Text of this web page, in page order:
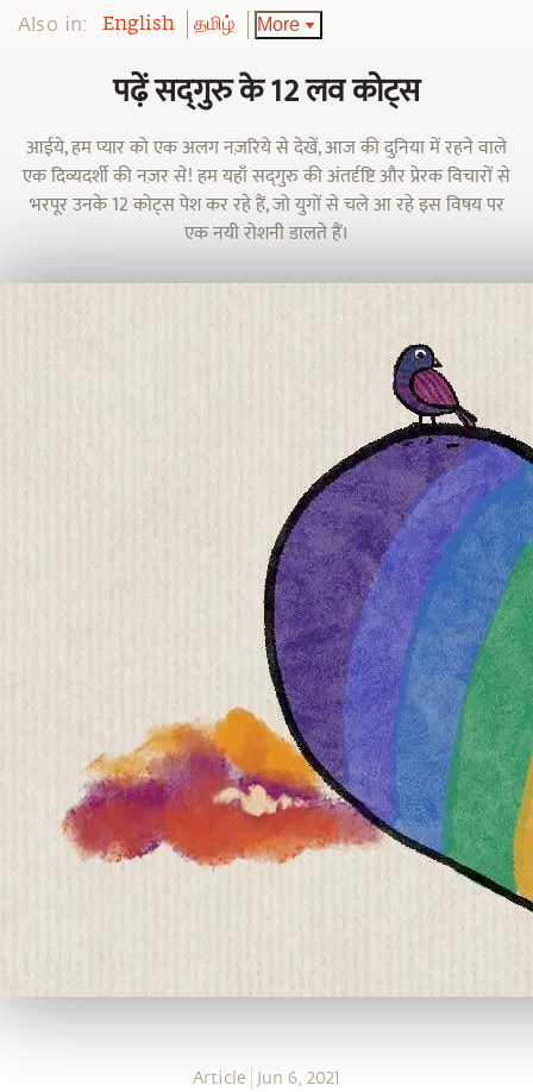
Also in: English தமிழ் More
पढ़ें सद्‌गुरु के 12 लव कोट्स
आईये, हम प्यार को एक अलग नज़रिये से देखें, आज की दुनिया में रहने वाले
एक दिव्यदर्शी की नज़र से! हम यहाँ सद्‌गुरु की अंतर्दृष्टि और प्रेरक विचारों से
भरपूर उनके 12 कोट्स पेश कर रहे हैं, जो युगों से चले आ रहे इस विषय पर
एक नयी रोशनी डालते हैं।
Article Jun 6, 2021